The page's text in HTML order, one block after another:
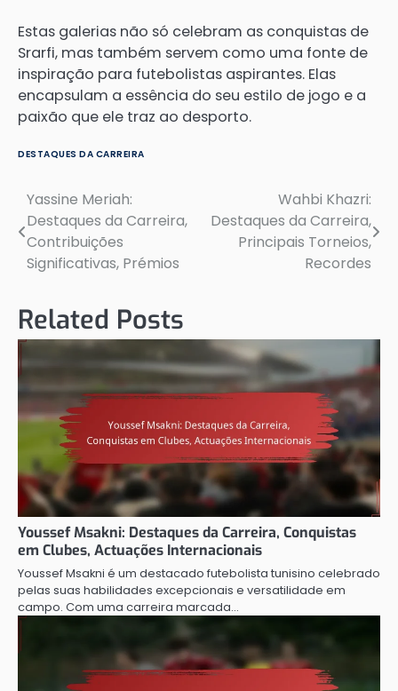
Estas galerias não só celebram as conquistas de
Srarfi, mas também servem como uma fonte de
inspiração para futebolistas aspirantes. Elas
encapsulam a essência do seu estilo de jogo e a
paixão que ele traz ao desporto.
DESTAQUES DA CARREIRA
Post
navigation
Yassine Meriah:
Destaques da Carreira,
Contribuições
Significativas, Prémios
Wahbi Khazri:
Destaques da Carreira,
Principais Torneios,
Recordes
Related Posts
Youssef Msakni: Destaques da Carreira, Conquistas
em Clubes, Actuações Internacionais
Youssef Msakni é um destacado futebolista tunisino celebrado
pelas suas habilidades excepcionais e versatilidade em
campo. Com uma carreira marcada…